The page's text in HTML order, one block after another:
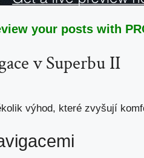
your posts with
v Superbu II
výhod, které zvyšují